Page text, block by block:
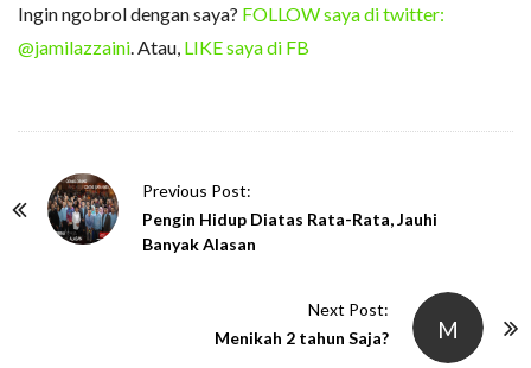
Ingin ngobrol dengan saya? FOLLOW saya di twitter:
@jamilazzaini. Atau, LIKE saya di FB
Previous Post:
Pengin Hidup Diatas Rata-Rata, Jauhi
Banyak Alasan
M
Next Post:
Menikah 2 tahun Saja?